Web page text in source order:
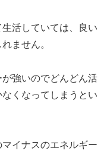
活していては、良い
ません。
強いのでどんどん活
くなってしまうとい
イナスのエネルギー